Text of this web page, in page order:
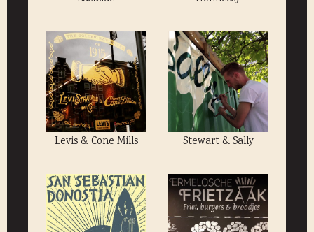
Levis & Cone Mills Stewart & Sally